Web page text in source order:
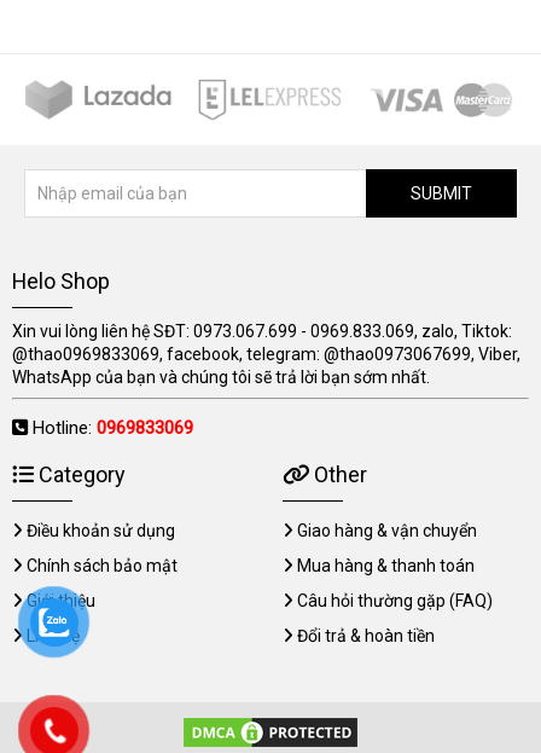
SUBMIT
Helo Shop
Xin vui lòng liên hệ SĐT: 0973.067.699 - 0969.833.069, zalo, Tiktok:
@thao0969833069, facebook, telegram: @thao0973067699, Viber,
WhatsApp của bạn và chúng tôi sẽ trả lời bạn sớm nhất.
Hotline: 0969833069
Category
Điều khoản sử dụng
Chính sách bảo mật
Giới thiệu
Liên hệ
Other
Giao hàng & vận chuyển
Mua hàng & thanh toán
Câu hỏi thường gặp (FAQ)
Đổi trả & hoàn tiền